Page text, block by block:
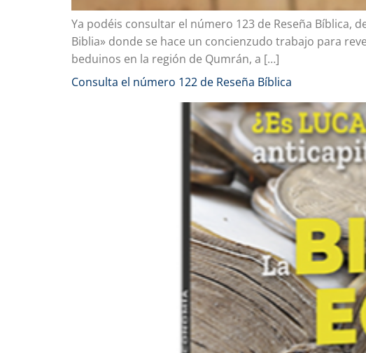
Ya podéis consultar el número 123 de Reseña Bíblica,
Biblia» donde se hace un concienzudo trabajo para
beduinos en la región de Qumrán, a […]
Consulta el número 122 de Reseña Bíblica